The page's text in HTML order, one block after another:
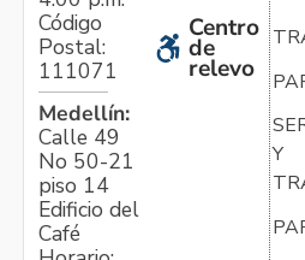
Código
Postal:
111071
Medellín:
Calle 49
No 50-21
piso 14
Edificio del
Café
Centro
de
relevo
Y